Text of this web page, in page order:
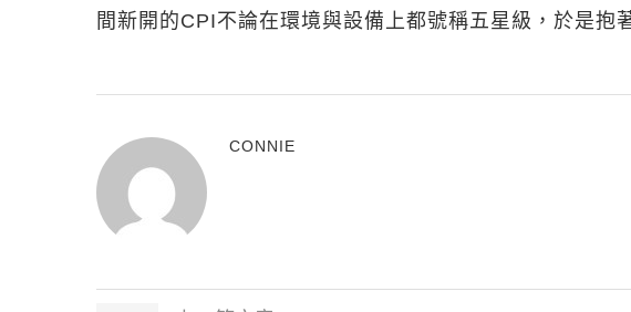
間新開的CPI不論在環境與設備上都號稱五星級，於是抱
CONNIE